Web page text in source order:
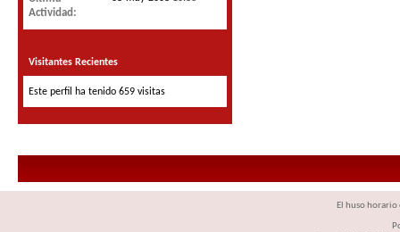
Actividad
Visitantes Recientes
Este perfil ha tenido 659 visitas
El huso horario